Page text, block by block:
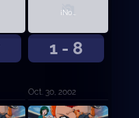
1 - 8
¡No subestimes el fútbol! Parte 2
Oct. 30, 2002